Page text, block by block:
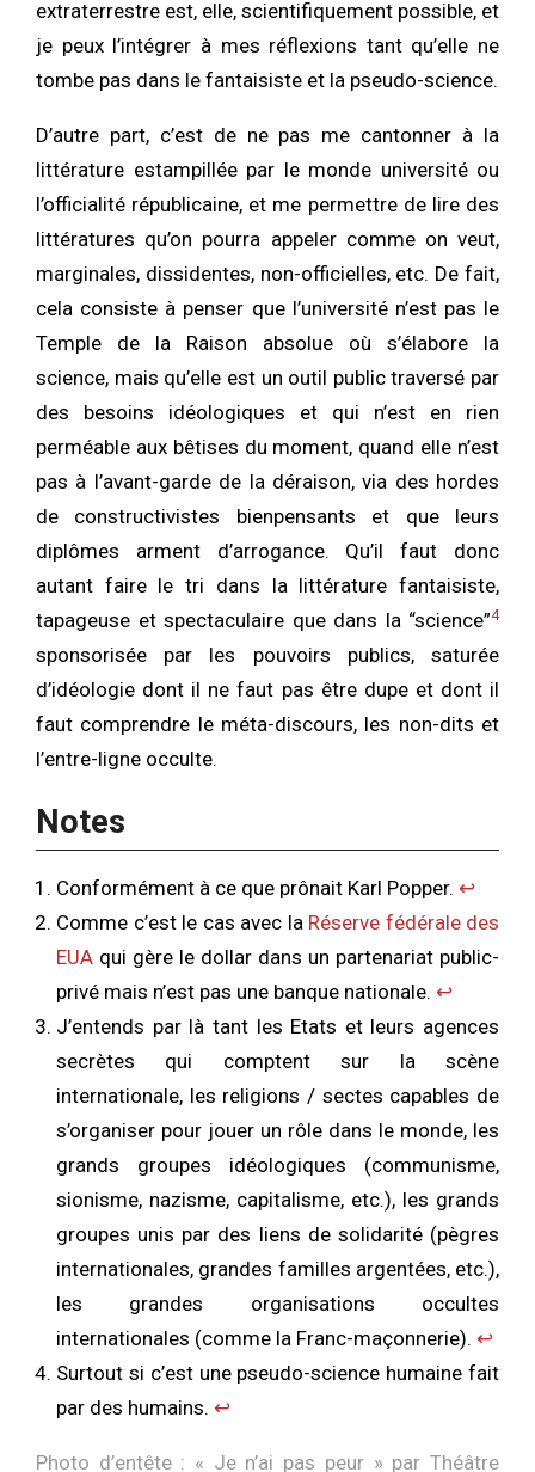
extraterrestre est, elle, scientifiquement possible, et
je peux l’intégrer à mes réflexions tant qu’elle ne
tombe pas dans le fantaisiste et la pseudo-science.
D’autre part, c’est de ne pas me cantonner à la
littérature estampillée par le monde université ou
l’officialité républicaine, et me permettre de lire des
littératures qu’on pourra appeler comme on veut,
marginales, dissidentes, non-officielles, etc. De fait,
cela consiste à penser que l’université n’est pas le
Temple de la Raison absolue où s’élabore la
science, mais qu’elle est un outil public traversé par
des besoins idéologiques et qui n’est en rien
perméable aux bêtises du moment, quand elle n’est
pas à l’avant-garde de la déraison, via des hordes
de constructivistes bienpensants et que leurs
diplômes arment d’arrogance. Qu’il faut donc
autant faire le tri dans la littérature fantaisiste,
tapageuse et spectaculaire que dans la “science”4
sponsorisée par les pouvoirs publics, saturée
d’idéologie dont il ne faut pas être dupe et dont il
faut comprendre le méta-discours, les non-dits et
l’entre-ligne occulte.
Notes
Conformément à ce que prônait Karl Popper. ↩︎
Comme c’est le cas avec la Réserve fédérale des
EUA qui gère le dollar dans un partenariat public-
privé mais n’est pas une banque nationale. ↩︎
J’entends par là tant les Etats et leurs agences
secrètes qui comptent sur la scène
internationale, les religions / sectes capables de
s’organiser pour jouer un rôle dans le monde, les
grands groupes idéologiques (communisme,
sionisme, nazisme, capitalisme, etc.), les grands
groupes unis par des liens de solidarité (pègres
internationales, grandes familles argentées, etc.),
les grandes organisations occultes
internationales (comme la Franc-maçonnerie). ↩︎
Surtout si c’est une pseudo-science humaine fait
par des humains. ↩︎
Photo d’entête : « Je n’ai pas peur » par Théâtre